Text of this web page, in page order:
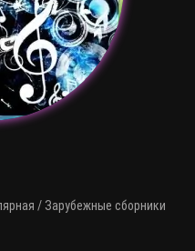
/ Зарубежные сборники